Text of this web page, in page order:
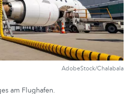
AdobeStock/Chalabala
am Flughafen.